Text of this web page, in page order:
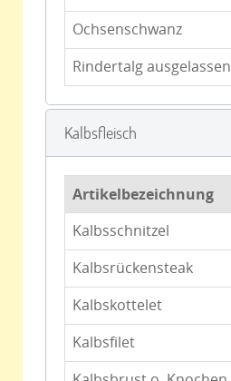
Ochsenschwanz
Rindertalg ausgelassen
Kalbsfleisch
Artikelbezeichnung
Kalbsschnitzel
Kalbsrückensteak
Kalbskottelet
Kalbsfilet